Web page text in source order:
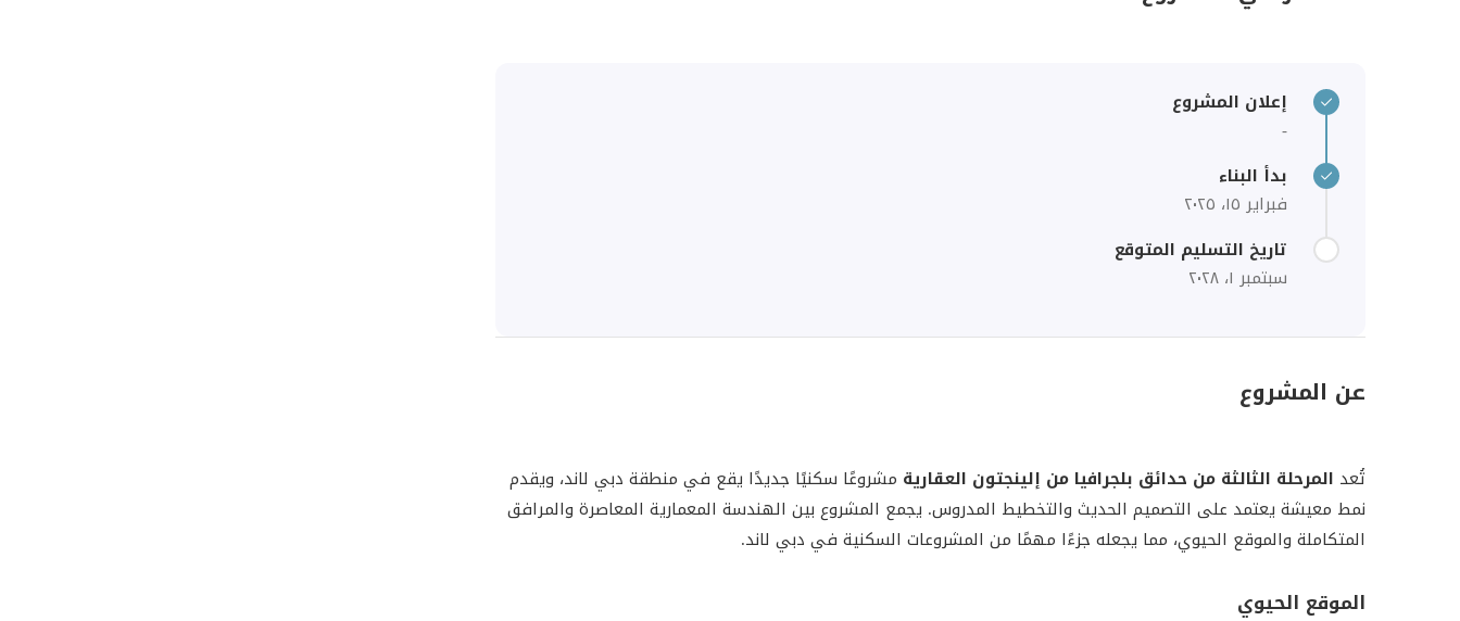
إعلان المشروع
-
بدأ البناء
فبراير ١٥، ٢٠٢٥
تاريخ التسليم المتوقع
سبتمبر ١، ٢٠٢٨
عن المشروع
تُعد المرحلة الثالثة من حدائق بلجرافيا من إلينجتون العقارية مشروعًا سكنيًا جديدًا يقع في منطقة دبي لاند، ويقدم
نمط معيشة يعتمد على التصميم الحديث والتخطيط المدروس. يجمع المشروع بين الهندسة المعمارية المعاصرة والمرافق
المتكاملة والموقع الحيوي، مما يجعله جزءًا مهمًا من المشروعات السكنية في دبي لاند.
الموقع الحيوي